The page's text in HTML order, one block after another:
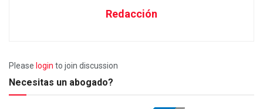
Redacción
Please login to join discussion
Necesitas un abogado?